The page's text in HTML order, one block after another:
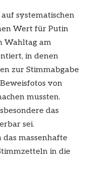
systematischen
Wert für Putin
Wahltag am
in denen
zur Stimmabgabe
von
mussten.
das
sei.
massenhafte
in die